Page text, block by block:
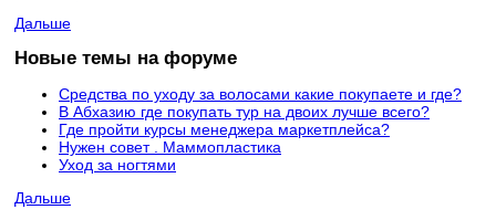
Дальше
Новые темы на форуме
Средства по уходу за волосами какие покупаете и где?
В Абхазию где покупать тур на двоих лучше всего?
Где пройти курсы менеджера маркетплейса?
Нужен совет . Маммопластика
Уход за ногтями
Дальше